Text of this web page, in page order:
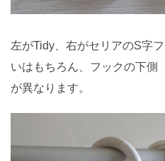
左がTidy、右がセリアのS字
いはもちろん、フックの下側
が異なります。